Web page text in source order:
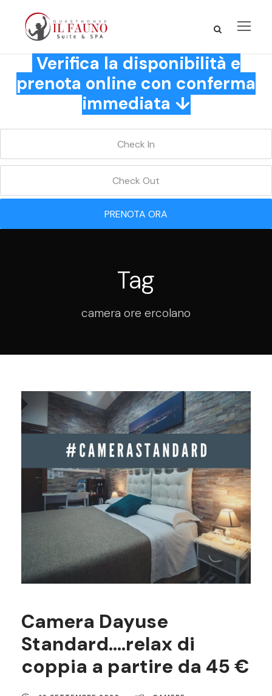
Verifica la disponibilità e
prenota online con conferma
immediata ↓
PRENOTA ORA
Tag
camera ore ercolano
Camera Dayuse
Standard….relax di
coppia a partire da 45 €